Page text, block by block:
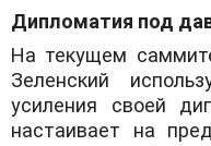
​Дипломатия под
​На текущем
Зеленский
усиления своей
настаивает на